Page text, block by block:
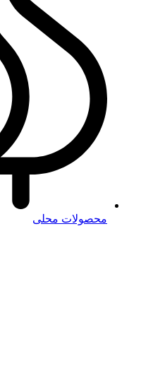
محصولات محلی